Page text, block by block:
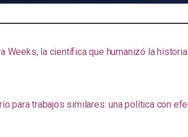
Weeks, la científica que humanizó la
para trabajos similares: una política con